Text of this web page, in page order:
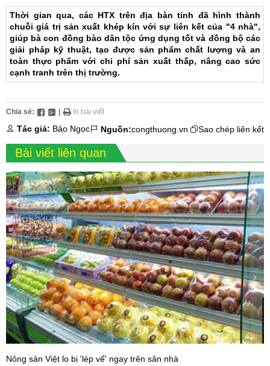
Thời gian qua, các HTX trên địa bàn tỉnh đã hình thành
chuỗi giá trị sản xuất khép kín với sự liên kết của "4 nhà",
giúp bà con đồng bào dân tộc ứng dụng tốt và đồng bộ các
giải pháp kỹ thuật, tạo được sản phẩm chất lượng và an
toàn thực phẩm với chi phí sản xuất thấp, nâng cao sức
cạnh tranh trên thị trường.
Chia sẻ: | In bài viết
Tác giả: Bảo Ngọc Nguồn:congthuong.vn Sao chép liên kết
Bài viết liên quan
Nông sản Việt lo bị 'lép vế' ngay trên sân nhà